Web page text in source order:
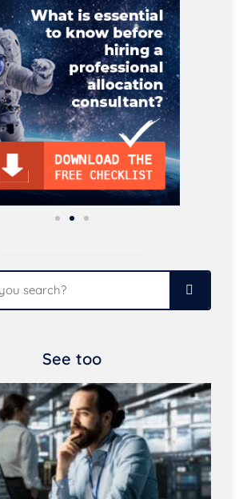
See too